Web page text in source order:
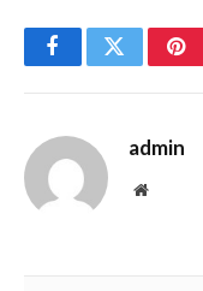
FacebookTwitter
admin
Website